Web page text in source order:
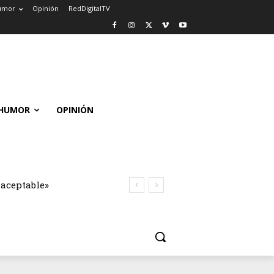
Opinión RedDigitalTV
OPINIÓN